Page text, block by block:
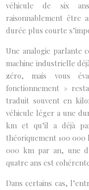
véhicule de six
raisonnablement être
durée plus courte
Une analogie parlante
machine industrielle
zéro, mais vous
fonctionnement »
traduit souvent en
véhicule léger a une
km et qu’il a déjà
théoriquement 100 000
000 km par an, une
quatre ans est
Dans certains cas,